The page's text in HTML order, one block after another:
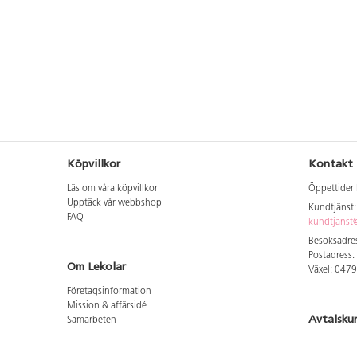
Köpvillkor
Läs om våra köpvillkor
Upptäck vår webbshop
FAQ
Om Lekolar
Företagsinformation
Mission & affärsidé
Samarbeten
Kontakt
Öppettider
Växel: